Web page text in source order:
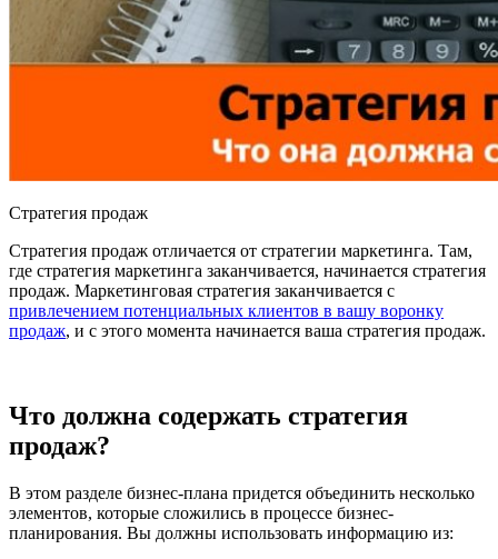
Стратегия продаж
Стратегия продаж отличается от стратегии маркетинга. Там,
где стратегия маркетинга заканчивается, начинается стратегия
продаж. Маркетинговая стратегия заканчивается с
привлечением потенциальных клиентов в вашу воронку
продаж, и с этого момента начинается ваша стратегия продаж.
Что должна содержать стратегия
продаж?
В этом разделе бизнес-плана придется объединить несколько
элементов, которые сложились в процессе бизнес-
планирования. Вы должны использовать информацию из: